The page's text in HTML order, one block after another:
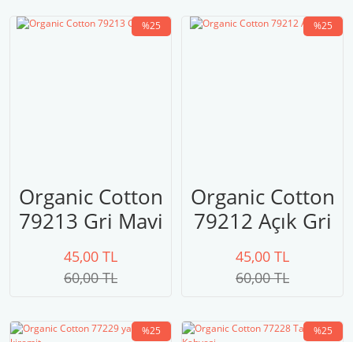
%25
Organic Cotton
79213 Gri Mavi
45,00 TL
60,00 TL
%25
Organic Cotton
79212 Açık Gri
45,00 TL
60,00 TL
%25 %25